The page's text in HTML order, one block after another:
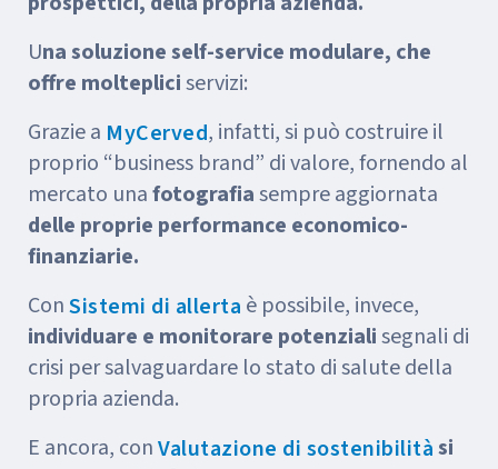
Una soluzione self-service modulare, che
offre moltepliciservizi:
Grazie a MyCerved, infatti, si può costruire il
proprio “business brand” di valore, fornendo al
mercato unafotografiasempre aggiornata
delle proprie performance economico-
finanziarie.
ConSistemi di allerta è possibile, invece,
individuare e monitorare potenzialisegnali di
crisi per salvaguardare lo stato di salute della
propria azienda.
E ancora, conValutazione di sostenibilitàsi